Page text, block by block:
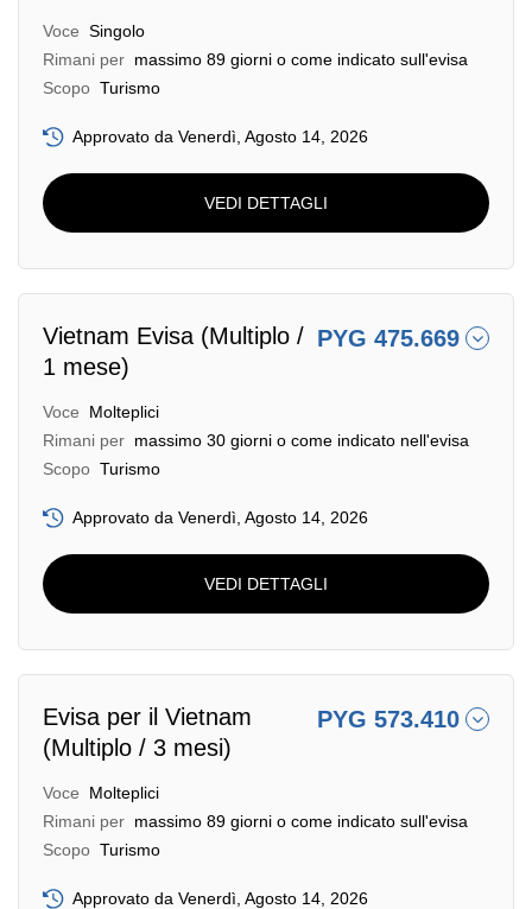
Voce Singolo
Rimani per massimo 89 giorni o come indicato sull'evisa
Scopo Turismo
Approvato da Venerdì, Agosto 14, 2026
VEDI DETTAGLI
Vietnam Evisa (Multiplo /
1 mese)
PYG 475.669
Voce
Molteplici
Rimani per massimo 30 giorni o come indicato nell'evisa
Scopo Turismo
Approvato da Venerdì, Agosto 14, 2026
VEDI DETTAGLI
Evisa per il Vietnam
(Multiplo / 3 mesi)
PYG 573.410
Voce
Molteplici
Rimani per massimo 89 giorni o come indicato sull'evisa
Scopo Turismo
Approvato da Venerdì, Agosto 14, 2026